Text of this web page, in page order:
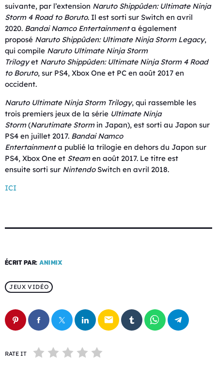
suivante, par l’extension NarutoShippûden: Ultimate Ninja
Storm 4 Road to Boruto. Il est sorti sur Switch en avril
2020. Bandai Namco Entertainmenta également
proposé NarutoShippûden: Ultimate Ninja Storm Legacy,
qui compile NarutoUltimate Ninja Storm
Trilogyet NarutoShippûden: Ultimate Ninja Storm 4 Road
to Boruto, sur PS4, Xbox One et PC en août 2017 en
occident.
NarutoUltimate Ninja Storm Trilogy, qui rassemble les
trois premiers jeux de la série Ultimate Ninja
Storm(Narutimate Stormin Japan), est sorti au Japon sur
PS4 en juillet 2017. Bandai Namco
Entertainmenta publié la trilogie en dehors du Japon sur
PS4, Xbox One et Steamen août 2017. Le titre est
ensuite sorti sur NintendoSwitch en avril 2018.
ICI
ÉCRIT PAR: ANIMIX
JEUX VIDÉO
email
RATE IT